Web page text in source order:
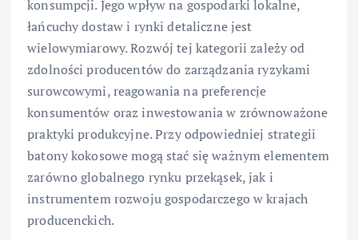
konsumpcji. Jego wpływ na gospodarki lokalne,
łańcuchy dostaw i rynki detaliczne jest
wielowymiarowy. Rozwój tej kategorii zależy od
zdolności producentów do zarządzania ryzykami
surowcowymi, reagowania na preferencje
konsumentów oraz inwestowania w zrównoważone
praktyki produkcyjne. Przy odpowiedniej strategii
batony kokosowe mogą stać się ważnym elementem
zarówno globalnego rynku przekąsek, jak i
instrumentem rozwoju gospodarczego w krajach
producenckich.